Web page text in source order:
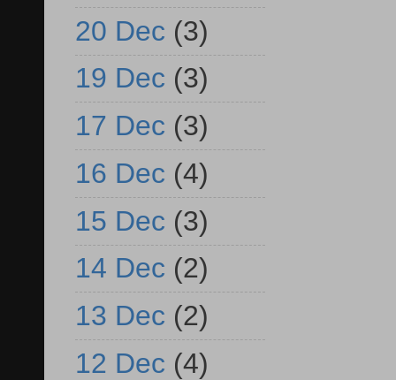
20 Dec (3)
19 Dec (3)
17 Dec (3)
16 Dec (4)
15 Dec (3)
14 Dec (2)
13 Dec (2)
12 Dec (4)